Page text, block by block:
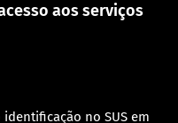
aos serviços
no SUS em